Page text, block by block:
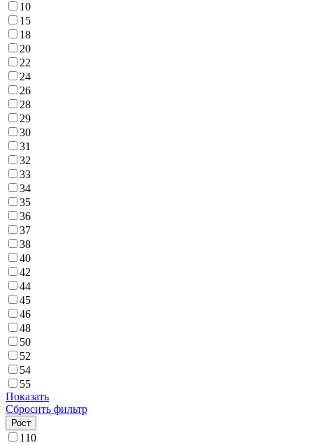
10
15
18
20
22
24
26
28
29
30
31
32
33
34
35
36
37
38
40
42
44
45
46
48
50
52
54
55
Показать
Сбросить фильтр
Рост
110